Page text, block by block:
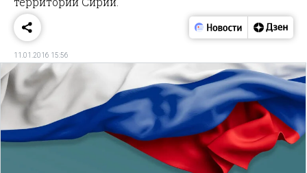
11.01.2016 15:56